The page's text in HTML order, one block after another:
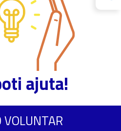
ajuta!
VOLUNTAR